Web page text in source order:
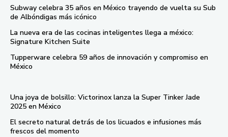
Subway celebra 35 años en México trayendo de vuelta su Sub
de Albóndigas más icónico
La nueva era de las cocinas inteligentes llega a méxico:
Signature Kitchen Suite
Tupperware celebra 59 años de innovación y compromiso en
México
Una joya de bolsillo: Victorinox lanza la Super Tinker Jade
2025 en México
El secreto natural detrás de los licuados e infusiones más
frescos del momento